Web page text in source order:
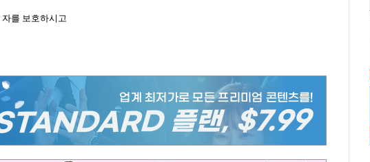
를 보호하시고